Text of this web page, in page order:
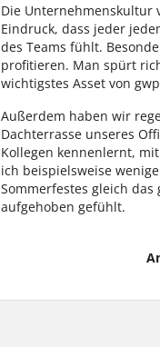
Die Unternehmenskultur
Eindruck, dass jeder
des Teams fühlt.
profitieren. Man spürt
wichtigstes Asset von
Außerdem haben wir
Dachterrasse unseres
Kollegen kennenlernt,
ich beispielsweise
Sommerfestes gleich
aufgehoben gefühlt.